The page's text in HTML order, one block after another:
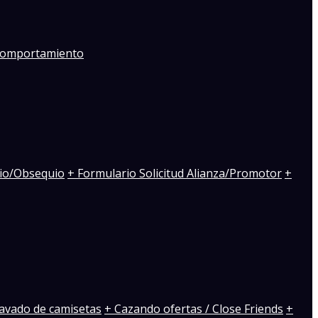
Obsequio + Formulario Solicitud Alianza/Promotor +
de camisetas + Cazando ofertas / Close Friends +